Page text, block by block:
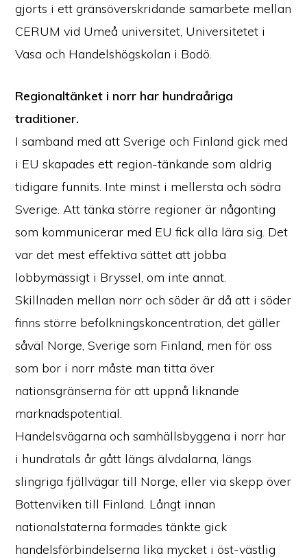
gjorts i ett gränsöverskridande samarbete mellan
CERUM vid Umeå universitet, Universitetet i
Vasa och Handelshögskolan i Bodö.
Regionaltänket i norr har hundraåriga
traditioner.
I samband med att Sverige och Finland gick med
i EU skapades ett region-tänkande som aldrig
tidigare funnits. Inte minst i mellersta och södra
Sverige. Att tänka större regioner är någonting
som kommunicerar med EU fick alla lära sig. Det
var det mest effektiva sättet att jobba
lobbymässigt i Bryssel, om inte annat.
Skillnaden mellan norr och söder är då att i söder
finns större befolkningskoncentration, det gäller
såväl Norge, Sverige som Finland, men för oss
som bor i norr måste man titta över
nationsgränserna för att uppnå liknande
marknadspotential.
Handelsvägarna och samhällsbyggena i norr har
i hundratals år gått längs älvdalarna, längs
slingriga fjällvägar till Norge, eller via skepp över
Bottenviken till Finland. Långt innan
nationalstaterna formades tänkte gick
handelsförbindelserna lika mycket i öst-västlig